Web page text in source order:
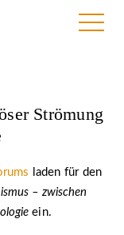
Strömung
laden für den
– zwischen
ein.